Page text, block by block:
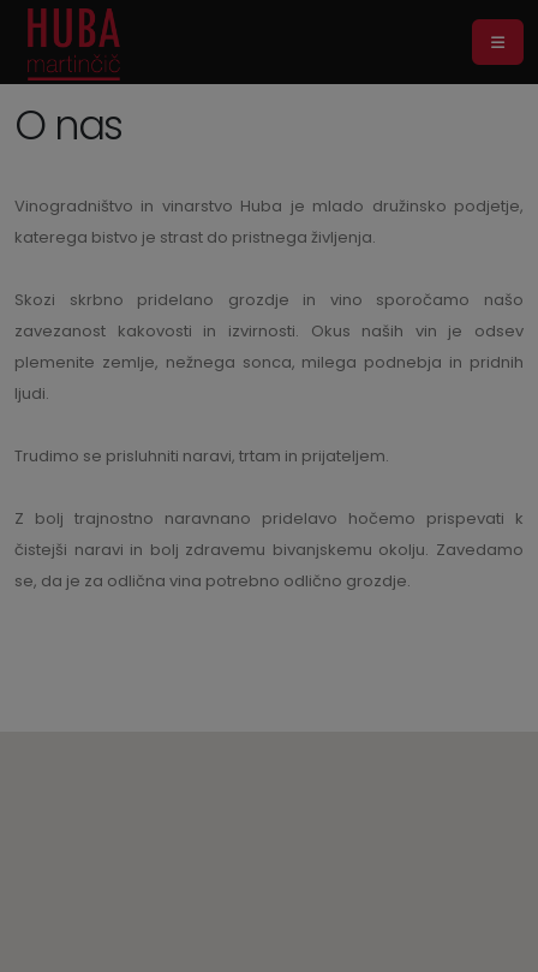
O nas
Vinogradništvo in vinarstvo Huba je mlado družinsko podjetje,
katerega bistvo je strast do pristnega življenja.
Skozi skrbno pridelano grozdje in vino sporočamo našo
zavezanost kakovosti in izvirnosti. Okus naših vin je odsev
plemenite zemlje, nežnega sonca, milega podnebja in pridnih
ljudi.
Trudimo se prisluhniti naravi, trtam in prijateljem.
Z bolj trajnostno naravnano pridelavo hočemo prispevati k
čistejši naravi in bolj zdravemu bivanjskemu okolju. Zavedamo
se, da je za odlična vina potrebno odlično grozdje.